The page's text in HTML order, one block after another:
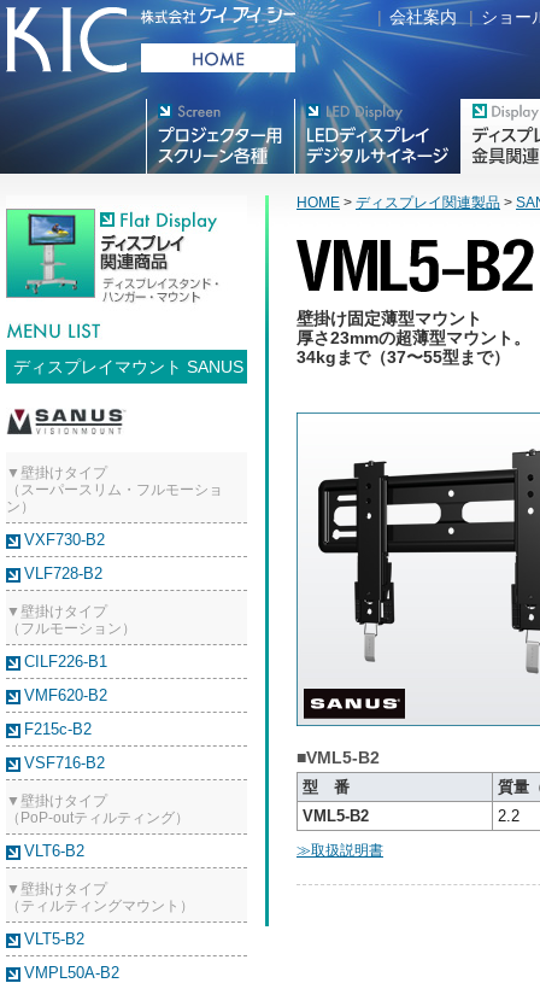
| 会社案内 | ショー
ディスプレイマウント SANUS
▼壁掛けタイプ
（スーパースリム・フルモーショ
ン）
VXF730-B2
VLF728-B2
▼壁掛けタイプ
（フルモーション）
CILF226-B1
VMF620-B2
F215c-B2
VSF716-B2
▼壁掛けタイプ
（PoP-outティルティング）
VLT6-B2
▼壁掛けタイプ
（ティルティングマウント）
VLT5-B2
VMPL50A-B2
HOME > ディスプレイ関連製品 >
壁掛け固定薄型マウント
厚さ23mmの超薄型マウント。
34kgまで（37〜55型まで）
■VML5-B2
型 番
質量
VML5-B2
2.2
≫取扱説明書